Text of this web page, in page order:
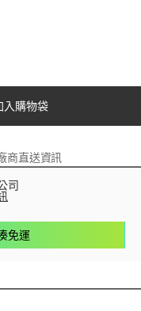
入購物袋
商直送資訊
司
免運